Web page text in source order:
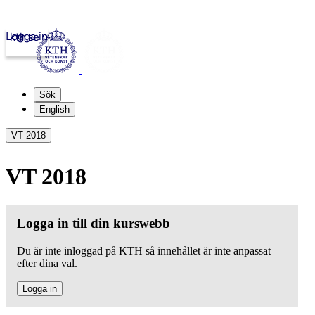
kth.se
Logga in
Sök
English
VT 2018
VT 2018
Logga in till din kurswebb
Du är inte inloggad på KTH så innehållet är inte anpassat
efter dina val.
Logga in